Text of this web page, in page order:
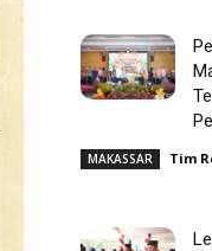
MAKASSAR Tim